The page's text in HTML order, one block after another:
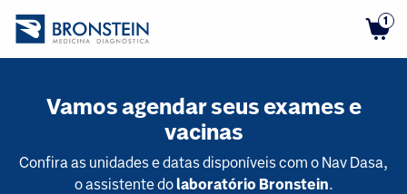
1
Vamos agendar seus exames e
vacinas
Confira as unidades e datas disponíveis com o Nav Dasa,
o assistente dolaboratório Bronstein.